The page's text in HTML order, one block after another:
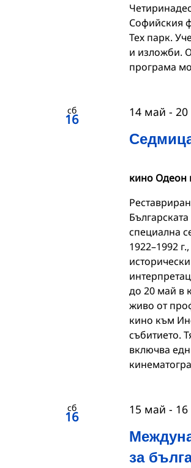
Софийския
Тех парк.
и изложби.
програма
сб
16 14 май -
кино Одеон
специална
1922–1992
до 20 май в
живо от
кино към
събитието.
включва
сб
16
за
15 май -